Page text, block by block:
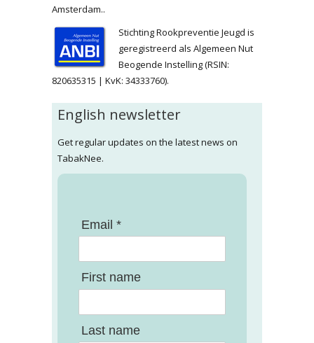
Amsterdam..
Stichting Rookpreventie Jeugd is
geregistreerd als Algemeen Nut
Beogende Instelling (RSIN:
820635315 | KvK: 34333760).
English newsletter
Get regular updates on the latest news on
TabakNee.
Email *
First name
Last name